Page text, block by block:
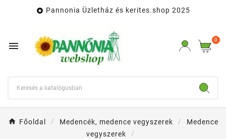
 Pannonia Üzletház és kerites.shop 2025

0
Főoldal Medencék, medence vegyszerek
Medence
vegyszerek